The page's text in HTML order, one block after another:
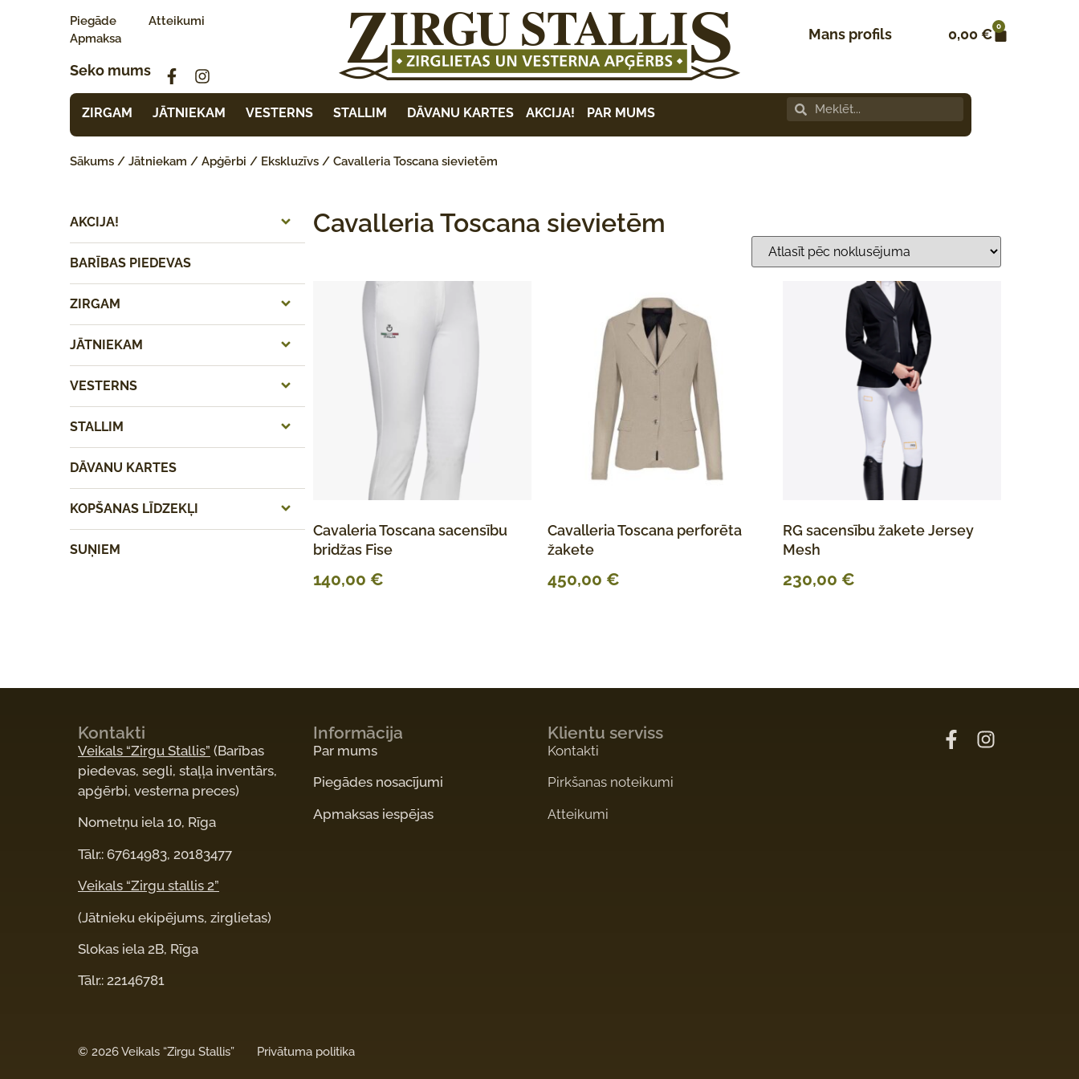
Piegāde
Apmaksa
Atteikumi
Seko mums
Mans profils 0,00€ 0
ZIRGAM JĀTNIEKAM VESTERNS STALLIM DĀVANU KARTES AKCIJA! PAR MUMS
Sākums / Jātniekam / Apģērbi / Ekskluzīvs / Cavalleria Toscana sievietēm
AKCIJA!
BARĪBAS PIEDEVAS
ZIRGAM
JĀTNIEKAM
VESTERNS
STALLIM
DĀVANU KARTES
KOPŠANAS LĪDZEKĻI
SUŅIEM
Cavalleria Toscana sievietēm
Cavaleria Toscana sacensību
bridžas Fise
140,00 €
Cavalleria Toscana perforēta
žakete
450,00 €
RG sacensību žakete Jersey
Mesh
230,00 €
Kontakti
Veikals “Zirgu Stallis” (Barības
piedevas, segli, staļļa inventārs,
apģērbi, vesterna preces)
Nometņu iela 10, Rīga
Tālr.: 67614983, 20183477
Veikals “Zirgu stallis 2”
(Jātnieku ekipējums, zirglietas)
Slokas iela 2B, Rīga
Tālr.: 22146781
Informācija
Par mums
Piegādes nosacījumi
Apmaksas iespējas
Klientu serviss
Kontakti
Pirkšanas noteikumi
Atteikumi
© 2026 Veikals “Zirgu Stallis” Privātuma politika